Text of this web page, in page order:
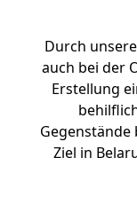
Durch unsere
auch bei der
Erstellung
Gegenstände
Ziel in